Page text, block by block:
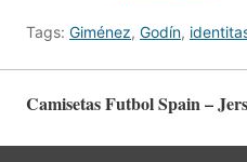
Tags: Giménez, Godín,
Camisetas Futbol Spain –